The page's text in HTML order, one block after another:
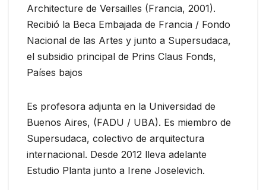
Architecture de Versailles (Francia, 2001).
Recibió la Beca Embajada de Francia / Fondo
Nacional de las Artes y junto a Supersudaca,
el subsidio principal de Prins Claus Fonds,
Países bajos
Es profesora adjunta en la Universidad de
Buenos Aires, (FADU / UBA). Es miembro de
Supersudaca, colectivo de arquitectura
internacional. Desde 2012 lleva adelante
Estudio Planta junto a Irene Joselevich.